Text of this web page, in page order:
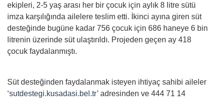
ekipleri, 2-5 yaş arası her bir çocuk için aylık 8 litre sütü
imza karşılığında ailelere teslim etti. İkinci ayına giren süt
desteğinde bugüne kadar 756 çocuk için 686 haneye 6 bin
litrenin üzerinde süt ulaştırıldı. Projeden geçen ay 418
çocuk faydalanmıştı.
Süt desteğinden faydalanmak isteyen ihtiyaç sahibi aileler
‘sutdestegi.kusadasi.bel.tr’ adresinden ve 444 71 14